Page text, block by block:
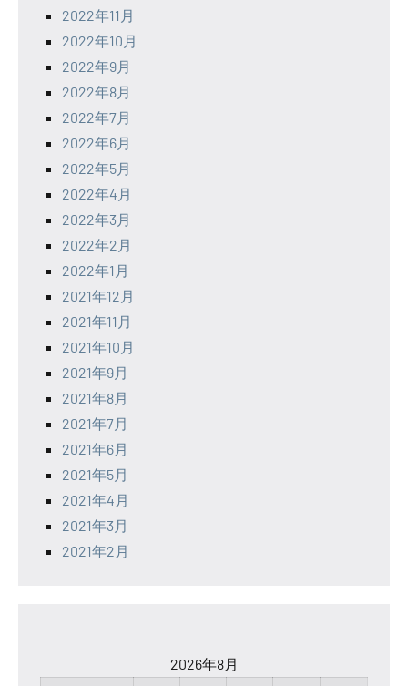
2022年11月
2022年10月
2022年9月
2022年8月
2022年7月
2022年6月
2022年5月
2022年4月
2022年3月
2022年2月
2022年1月
2021年12月
2021年11月
2021年10月
2021年9月
2021年8月
2021年7月
2021年6月
2021年5月
2021年4月
2021年3月
2021年2月
2026年8月